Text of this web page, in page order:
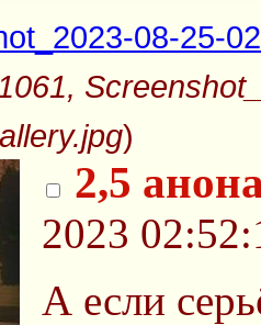
08-25-
)
2,5
2023
А если